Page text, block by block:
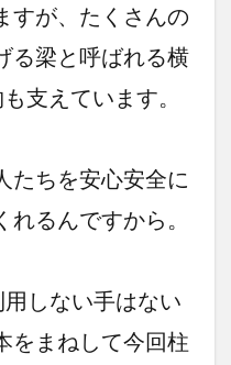
すが、たくさんの
る梁と呼ばれる横
支えています。
たちを安心安全に
るんですから。
しない手はない
をまねして今回柱